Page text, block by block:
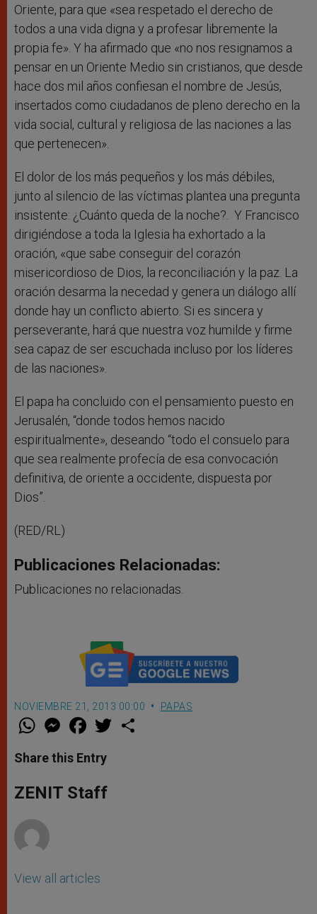
Oriente, para que «sea respetado el derecho de
todos a una vida digna y a profesar libremente la
propia fe». Y ha afirmado que «no nos resignamos a
pensar en un Oriente Medio sin cristianos, que desde
hace dos mil años confiesan el nombre de Jesús,
insertados como ciudadanos de pleno derecho en la
vida social, cultural y religiosa de las naciones a las
que pertenecen».
El dolor de los más pequeños y los más débiles,
junto al silencio de las víctimas plantea una pregunta
insistente: ¿Cuánto queda de la noche?. Y Francisco
dirigiéndose a toda la Iglesia ha exhortado a la
oración, «que sabe conseguir del corazón
misericordioso de Dios, la reconciliación y la paz. La
oración desarma la necedad y genera un diálogo allí
donde hay un conflicto abierto. Si es sincera y
perseverante, hará que nuestra voz humilde y firme
sea capaz de ser escuchada incluso por los líderes
de las naciones».
El papa ha concluido con el pensamiento puesto en
Jerusalén, “donde todos hemos nacido
espiritualmente», deseando “todo el consuelo para
que sea realmente profecía de esa convocación
definitiva, de oriente a occidente, dispuesta por
Dios”.
(RED/RL)
Publicaciones Relacionadas:
Publicaciones no relacionadas.
NOVIEMBRE 21, 2013 00:00 PAPAS
W
t
s
p
p
M
e
s
e
g
e
F
a
e
b
o
k
w
Share this Entry
ZENIT Staff
View all articles